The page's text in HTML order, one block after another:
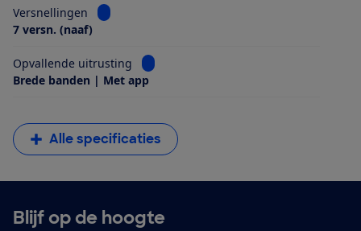
Versnellingen
Bekijk informatie voor Versnellingen
7 versn. (naaf)
Opvallende uitrusting
Bekijk informatie voor Opvallende
Brede banden | Met app
Alle specificaties
Blijf op de hoogte